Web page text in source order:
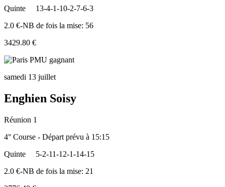
Quinte
13-4-1-10-2-7-6-3
2.0 €-NB de fois la mise: 56
3429.80 €
samedi 13 juillet
Enghien Soisy
Réunion 1
4° Course - Départ prévu à 15:15
Quinte
5-2-11-12-1-14-15
2.0 €-NB de fois la mise: 21